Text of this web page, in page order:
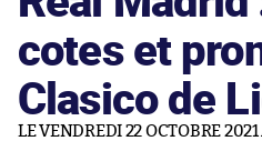
cotes et
Clasico de
LE VENDREDI 22 OCTOBRE